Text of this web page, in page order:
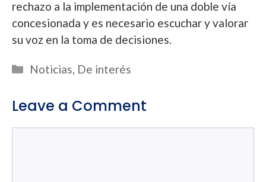
rechazo a la implementación de una doble vía
concesionada y es necesario escuchar y valorar
su voz en la toma de decisiones.
Categories
Noticias, De interés
Leave a Comment